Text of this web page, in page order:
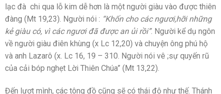
lạc đà chi qua lỗ kim dễ hơn là một người giàu vào được thiên
đàng (Mt 19,23). Người nói : “Khốn cho các ngươi,hỡi những
kẻ giàu có, vì các ngươi đã được an ủi rồi”. Người kể dụ ngôn
về người giàu điên khùng (x Lc 12,20) và chuyện ông phú hộ
và anh Lazarô (x. Lc 16, 19 – 310. Người nói vê ;sự quyến rũ
của cải bóp nghẹt Lời Thiên Chúa” (Mt 13,22).
Đến lượt mình, các tông đồ cũng sẽ có thái độ như thế. Thánh